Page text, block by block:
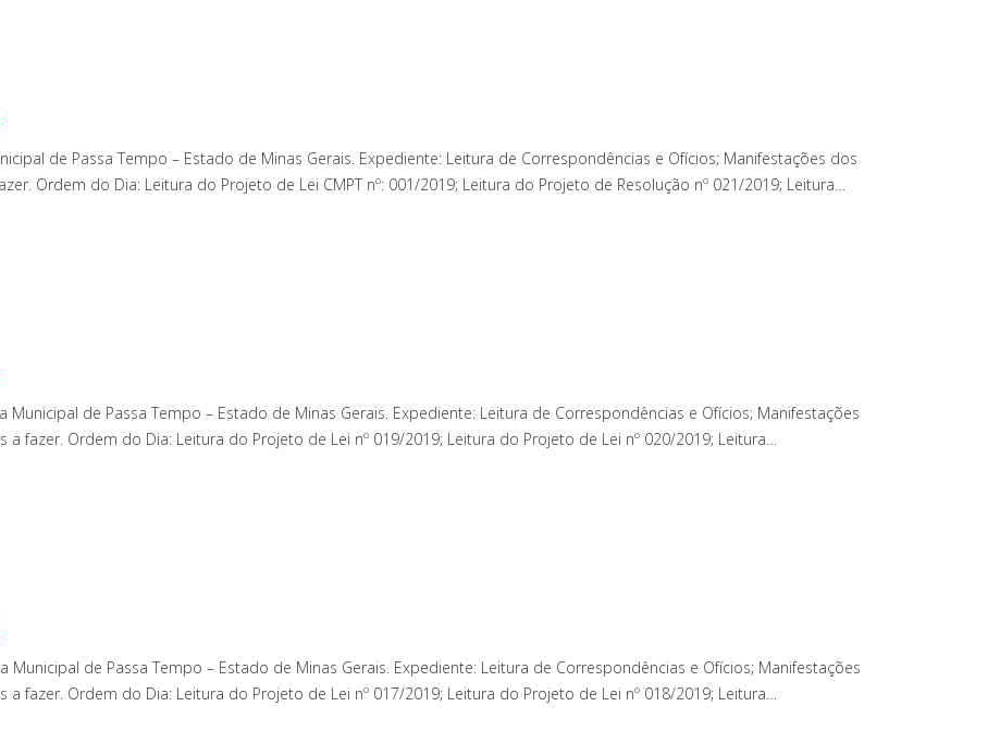
de Passa Tempo – Estado de Minas Gerais. Expediente: Leitura de Correspondências e Ofícios; Manifestações dos
Ordem do Dia: Leitura do Projeto de Lei CMPT nº: 001/2019; Leitura do Projeto de Resolução nº 021/2019; Leitura…
de Passa Tempo – Estado de Minas Gerais. Expediente: Leitura de Correspondências e Ofícios; Manifestações
fazer. Ordem do Dia: Leitura do Projeto de Lei nº 019/2019; Leitura do Projeto de Lei nº 020/2019; Leitura…
Municipal de Passa Tempo – Estado de Minas Gerais. Expediente: Leitura de Correspondências e Ofícios; Manifestações
fazer. Ordem do Dia: Leitura do Projeto de Lei nº 017/2019; Leitura do Projeto de Lei nº 018/2019; Leitura…